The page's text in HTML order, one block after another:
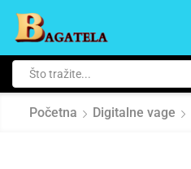
Početna Digitalne vage